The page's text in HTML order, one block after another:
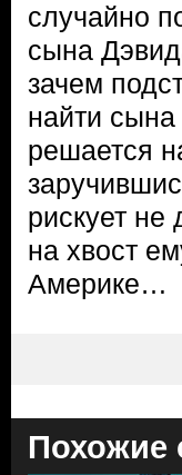
случайно
сына
зачем
найти
решается
рискует не
на хвост
Америке…
Похожие